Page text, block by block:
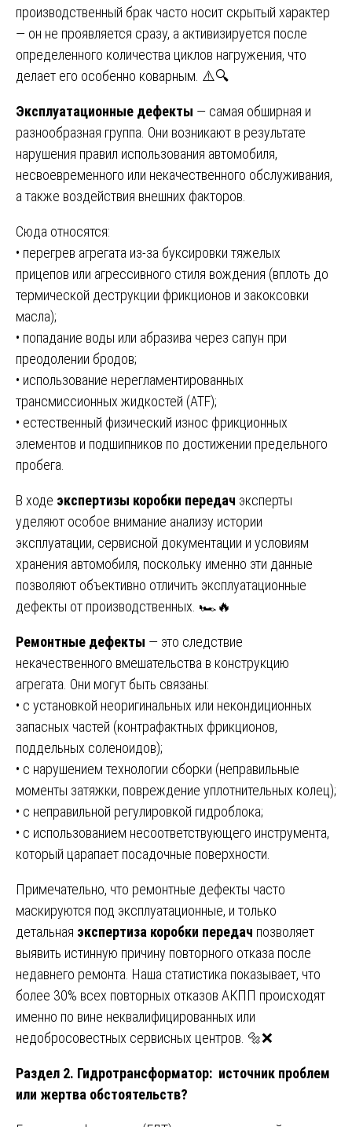
производственный брак часто носит скрытый характер
— он не проявляется сразу, а активизируется после
определенного количества циклов нагружения, что
делает его особенно коварным. ⚠️🔍
Эксплуатационные дефекты — самая обширная и
разнообразная группа. Они возникают в результате
нарушения правил использования автомобиля,
несвоевременного или некачественного обслуживания,
а также воздействия внешних факторов.
Сюда относятся:
• перегрев агрегата из-за буксировки тяжелых
прицепов или агрессивного стиля вождения (вплоть до
термической деструкции фрикционов и закоксовки
масла);
• попадание воды или абразива через сапун при
преодолении бродов;
• использование нерегламентированных
трансмиссионных жидкостей (ATF);
• естественный физический износ фрикционных
элементов и подшипников по достижении предельного
пробега.
В ходе экспертизы коробки передач эксперты
уделяют особое внимание анализу истории
эксплуатации, сервисной документации и условиям
хранения автомобиля, поскольку именно эти данные
позволяют объективно отличить эксплуатационные
дефекты от производственных. 🏎️🔥
Ремонтные дефекты — это следствие
некачественного вмешательства в конструкцию
агрегата. Они могут быть связаны:
• с установкой неоригинальных или некондиционных
запасных частей (контрафактных фрикционов,
поддельных соленоидов);
• с нарушением технологии сборки (неправильные
моменты затяжки, повреждение уплотнительных колец);
• с неправильной регулировкой гидроблока;
• с использованием несоответствующего инструмента,
который царапает посадочные поверхности.
Примечательно, что ремонтные дефекты часто
маскируются под эксплуатационные, и только
детальная экспертиза коробки передач позволяет
выявить истинную причину повторного отказа после
недавнего ремонта. Наша статистика показывает, что
более 30% всех повторных отказов АКПП происходят
именно по вине неквалифицированных или
недобросовестных сервисных центров. 🔩❌
Раздел 2. Гидротрансформатор: источник проблем
или жертва обстоятельств?